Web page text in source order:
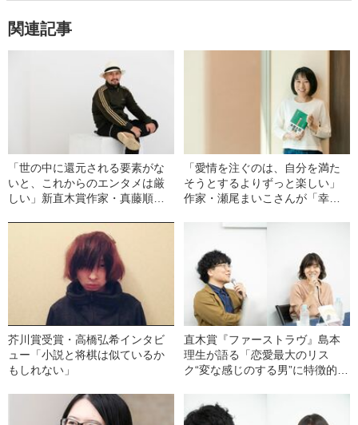
関連記事
「世の中に還元される要素がな
いと、これからのエンタメは厳
しい」新直木賞作家・真藤順丈
「愛情を注ぐのは、自分を満た
そうとするよりずっと楽しい」
作家・瀬尾まいこさんが「幸せ
芥川賞受賞・高橋弘希インタビ
ュー「小説と将棋は似ているか
もしれない」
直木賞『ファーストラヴ』島本
理生が語る「恋愛最大のリス
ク“変な感じのする男”に特徴的な